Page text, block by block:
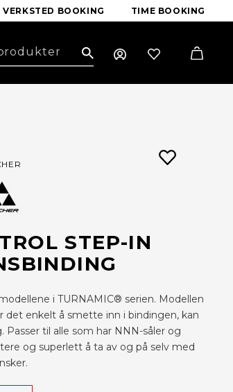
VERKSTED BOOKING TIME BOOKING
Search
STEP-IN
i TURNAMIC® serien. Modellen
det enkelt å smette inn i bindingen, kan
til alle som har NNN-såler og
og superlett å ta av og på selv med